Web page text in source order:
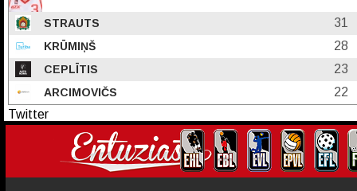
STRAUTS 31
KRŪMIŅŠ 28
CEPLĪTIS 23
ARCIMOVIČS
22
Twitter